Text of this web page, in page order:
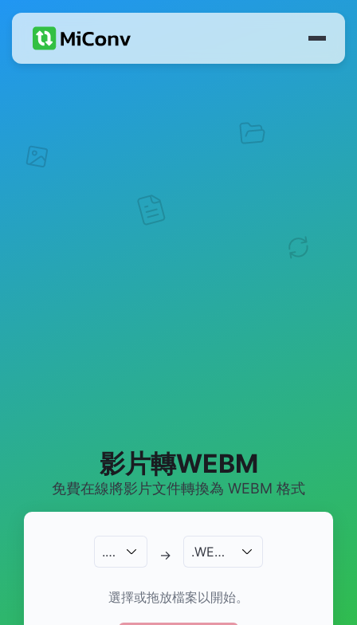
影片轉WEBM
免費在線將影片文件轉換為 WEBM 格式
.… → .WEBM
選擇或拖放檔案以開始。